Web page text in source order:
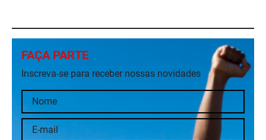
FAÇA PARTE
Inscreva-se para receber nossas novidades